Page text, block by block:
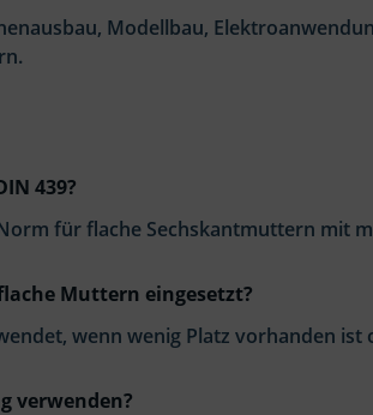
Modellbau,
439?
für flache Sechskantmuttern mit
Muttern eingesetzt?
wenn wenig Platz vorhanden
verwenden?